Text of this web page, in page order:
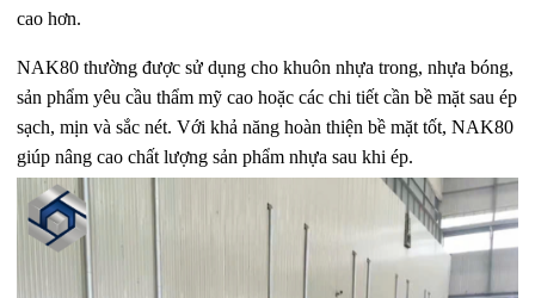
cao hơn.
NAK80 thường được sử dụng cho khuôn nhựa trong, nhựa bóng,
sản phẩm yêu cầu thẩm mỹ cao hoặc các chi tiết cần bề mặt sau ép
sạch, mịn và sắc nét. Với khả năng hoàn thiện bề mặt tốt, NAK80
giúp nâng cao chất lượng sản phẩm nhựa sau khi ép.